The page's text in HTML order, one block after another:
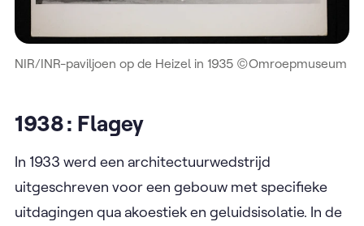
NIR/INR-paviljoen op de Heizel in 1935 ©Omroepmuseum
1938 : Flagey
In 1933 werd een architectuurwedstrijd
uitgeschreven voor een gebouw met specifieke
uitdagingen qua akoestiek en geluidsisolatie. In de